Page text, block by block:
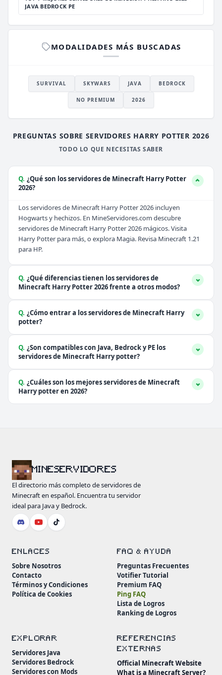
JAVA BEDROCK PE
MODALIDADES MÁS BUSCADAS
SURVIVAL SKYWARS JAVA BEDROCK
NO PREMIUM 2026
PREGUNTAS SOBRE SERVIDORES HARRY POTTER 2026
TODO LO QUE NECESITAS SABER
Q. ¿Qué son los servidores de Minecraft Harry Potter
2026?
Los servidores de Minecraft Harry Potter 2026 incluyen
Hogwarts y hechizos. En MineServidores.com descubre
servidores de Minecraft Harry Potter 2026 mágicos. Visita
Harry Potter para más, o explora Magia. Revisa Minecraft 1.21
para HP.
Q. ¿Qué diferencias tienen los servidores de
Minecraft Harry Potter 2026 frente a otros modos?
Q. ¿Cómo entrar a los servidores de Minecraft Harry
potter?
Q. ¿Son compatibles con Java, Bedrock y PE los
servidores de Minecraft Harry potter?
Q. ¿Cuáles son los mejores servidores de Minecraft
Harry potter en 2026?
MINESERVIDORES
El directorio más completo de servidores de
Minecraft en español. Encuentra tu servidor
ideal para Java y Bedrock.
ENLACES
Sobre Nosotros
Contacto
Términos y Condiciones
Política de Cookies
FAQ & AYUDA
Preguntas Frecuentes
Votifier Tutorial
Premium FAQ
Ping FAQ
Lista de Logros
Ranking de Logros
EXPLORAR
Servidores Java
Servidores Bedrock
Servidores con Mods
REFERENCIAS
EXTERNAS
Official Minecraft Website
What is a Minecraft Server?